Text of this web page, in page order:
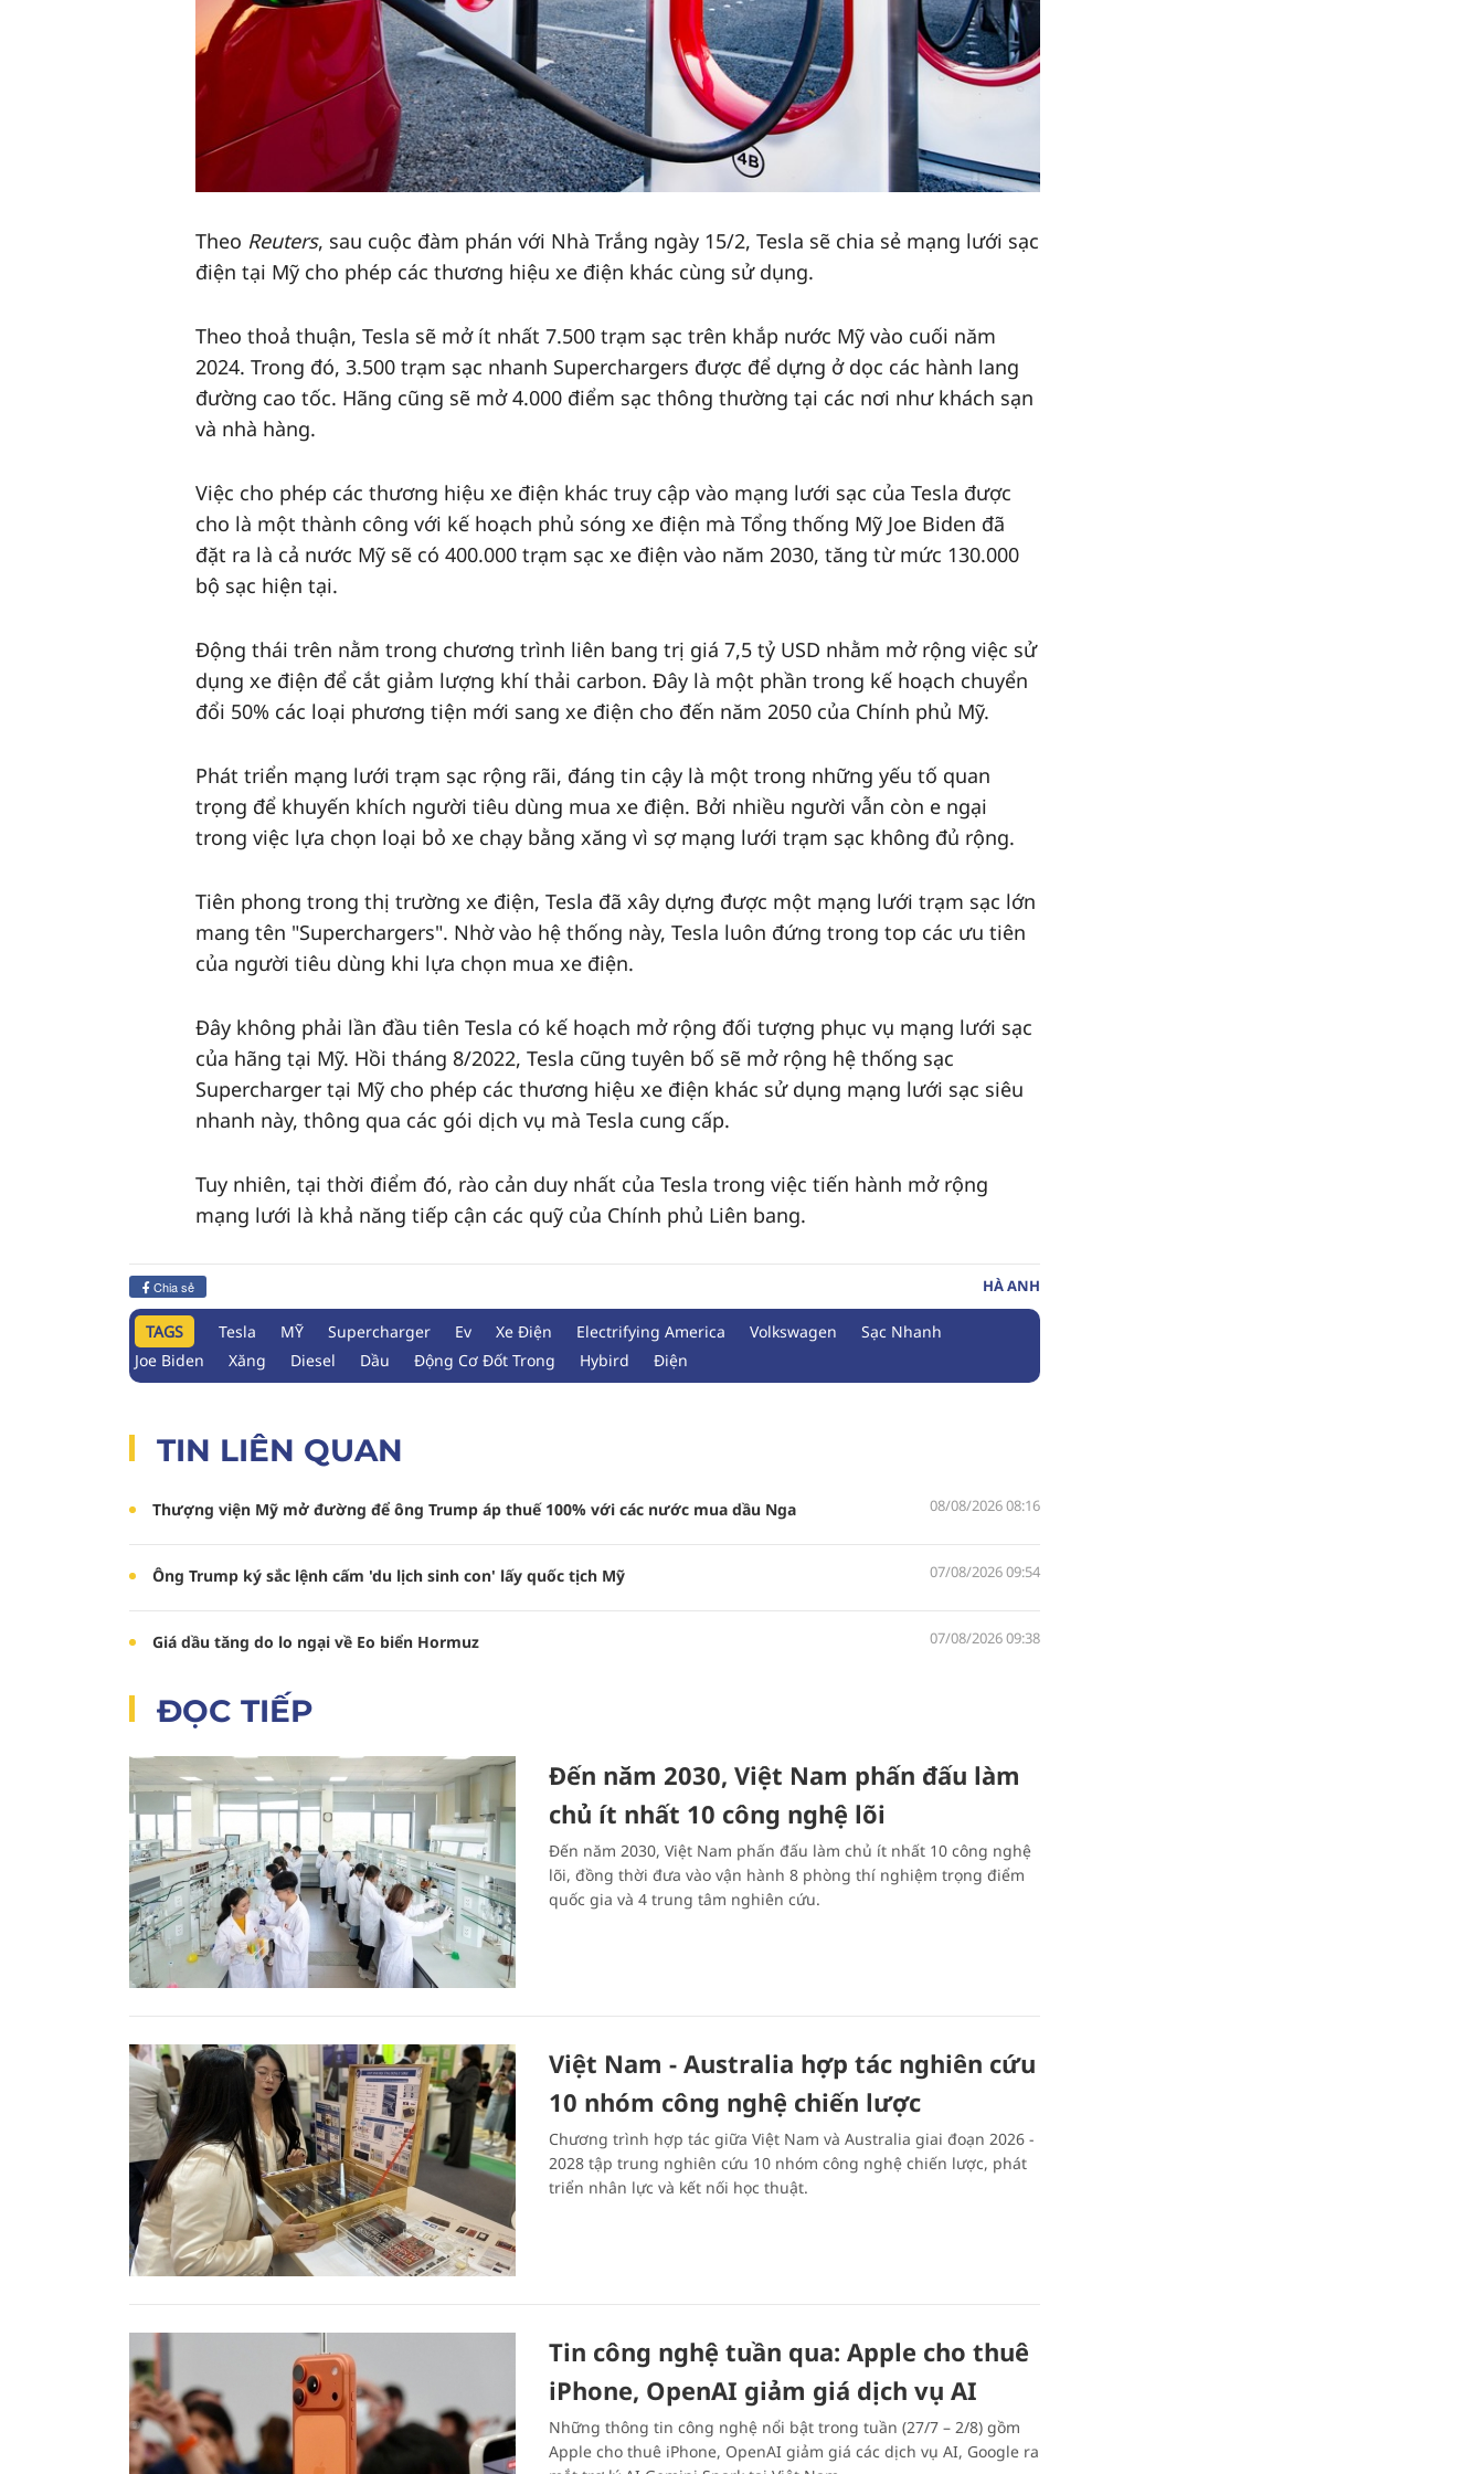
Theo Reuters, sau cuộc đàm phán với Nhà Trắng ngày 15/2, Tesla sẽ chia sẻ mạng lưới sạc
điện tại Mỹ cho phép các thương hiệu xe điện khác cùng sử dụng.
Theo thoả thuận, Tesla sẽ mở ít nhất 7.500 trạm sạc trên khắp nước Mỹ vào cuối năm
2024. Trong đó, 3.500 trạm sạc nhanh Superchargers được để dựng ở dọc các hành lang
đường cao tốc. Hãng cũng sẽ mở 4.000 điểm sạc thông thường tại các nơi như khách sạn
và nhà hàng.
Việc cho phép các thương hiệu xe điện khác truy cập vào mạng lưới sạc của Tesla được
cho là một thành công với kế hoạch phủ sóng xe điện mà Tổng thống Mỹ Joe Biden đã
đặt ra là cả nước Mỹ sẽ có 400.000 trạm sạc xe điện vào năm 2030, tăng từ mức 130.000
bộ sạc hiện tại.
Động thái trên nằm trong chương trình liên bang trị giá 7,5 tỷ USD nhằm mở rộng việc sử
dụng xe điện để cắt giảm lượng khí thải carbon. Đây là một phần trong kế hoạch chuyển
đổi 50% các loại phương tiện mới sang xe điện cho đến năm 2050 của Chính phủ Mỹ.
Phát triển mạng lưới trạm sạc rộng rãi, đáng tin cậy là một trong những yếu tố quan
trọng để khuyến khích người tiêu dùng mua xe điện. Bởi nhiều người vẫn còn e ngại
trong việc lựa chọn loại bỏ xe chạy bằng xăng vì sợ mạng lưới trạm sạc không đủ rộng.
Tiên phong trong thị trường xe điện, Tesla đã xây dựng được một mạng lưới trạm sạc lớn
mang tên "Superchargers". Nhờ vào hệ thống này, Tesla luôn đứng trong top các ưu tiên
của người tiêu dùng khi lựa chọn mua xe điện.
Đây không phải lần đầu tiên Tesla có kế hoạch mở rộng đối tượng phục vụ mạng lưới sạc
của hãng tại Mỹ. Hồi tháng 8/2022, Tesla cũng tuyên bố sẽ mở rộng hệ thống sạc
Supercharger tại Mỹ cho phép các thương hiệu xe điện khác sử dụng mạng lưới sạc siêu
nhanh này, thông qua các gói dịch vụ mà Tesla cung cấp.
Tuy nhiên, tại thời điểm đó, rào cản duy nhất của Tesla trong việc tiến hành mở rộng
mạng lưới là khả năng tiếp cận các quỹ của Chính phủ Liên bang.
Chia sẻ HÀ ANH
TAGS Tesla MỸ Supercharger Ev Xe Điện Electrifying America Volkswagen
Sạc Nhanh
Joe Biden
Xăng Diesel Dầu Động Cơ Đốt Trong Hybird Điện
TIN LIÊN QUAN
Thượng viện Mỹ mở đường để ông Trump áp thuế 100% với các nước mua dầu Nga 08/08/2026 08:16
Ông Trump ký sắc lệnh cấm 'du lịch sinh con' lấy quốc tịch Mỹ 07/08/2026 09:54
Giá dầu tăng do lo ngại về Eo biển Hormuz 07/08/2026 09:38
ĐỌC TIẾP
Đến năm 2030, Việt Nam phấn đấu làm
chủ ít nhất 10 công nghệ lõi
Đến năm 2030, Việt Nam phấn đấu làm chủ ít nhất 10 công nghệ
lõi, đồng thời đưa vào vận hành 8 phòng thí nghiệm trọng điểm
quốc gia và 4 trung tâm nghiên cứu.
Việt Nam - Australia hợp tác nghiên cứu
10 nhóm công nghệ chiến lược
Chương trình hợp tác giữa Việt Nam và Australia giai đoạn 2026 -
2028 tập trung nghiên cứu 10 nhóm công nghệ chiến lược, phát
triển nhân lực và kết nối học thuật.
Tin công nghệ tuần qua: Apple cho thuê
iPhone, OpenAI giảm giá dịch vụ AI
Những thông tin công nghệ nổi bật trong tuần (27/7 – 2/8) gồm
Apple cho thuê iPhone, OpenAI giảm giá các dịch vụ AI, Google ra